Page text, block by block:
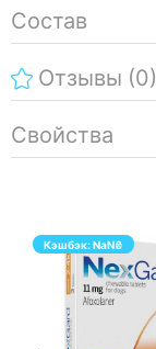
Состав
Отзывы (0)
Свойства
Кэшбэк:NaN₴